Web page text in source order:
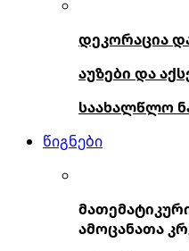
დეკორაცია
აუზები და
საახალწლო
წიგნები
ამოცანათა